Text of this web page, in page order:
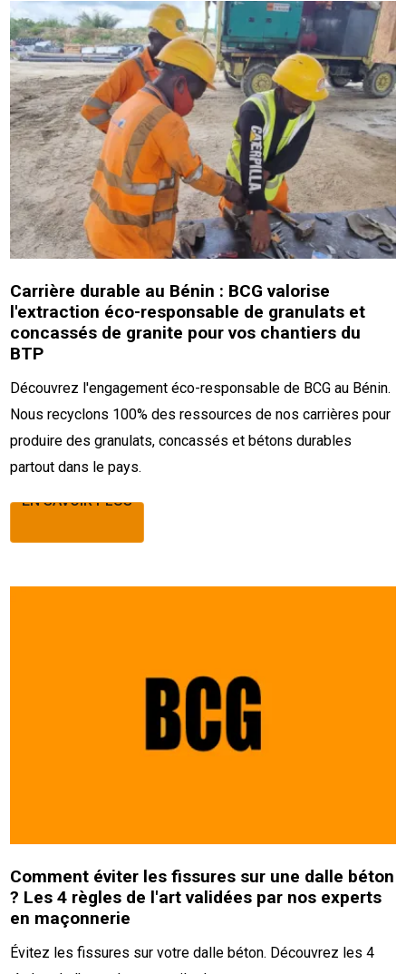
Carrière durable au Bénin : BCG valorise
l'extraction éco-responsable de granulats et
concassés de granite pour vos chantiers du
BTP
Découvrez l'engagement éco-responsable de BCG au Bénin.
Nous recyclons 100% des ressources de nos carrières pour
produire des granulats, concassés et bétons durables
partout dans le pays.
EN SAVOIR PLUS
EN SAVOIR PLUS
Comment éviter les fissures sur une dalle béton
? Les 4 règles de l'art validées par nos experts
en maçonnerie
Évitez les fissures sur votre dalle béton. Découvrez les 4